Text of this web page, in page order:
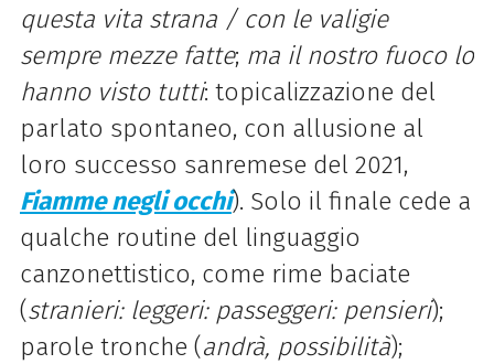
questa vita strana / con le valigie
sempre mezze fatte; ma il nostro fuoco lo
hanno visto tutti: topicalizzazione del
parlato spontaneo, con allusione al
loro successo sanremese del 2021,
Fiamme negli occhi). Solo il finale cede a
qualche routine del linguaggio
canzonettistico, come rime baciate
(stranieri: leggeri: passeggeri: pensieri);
parole tronche (andrà, possibilità);